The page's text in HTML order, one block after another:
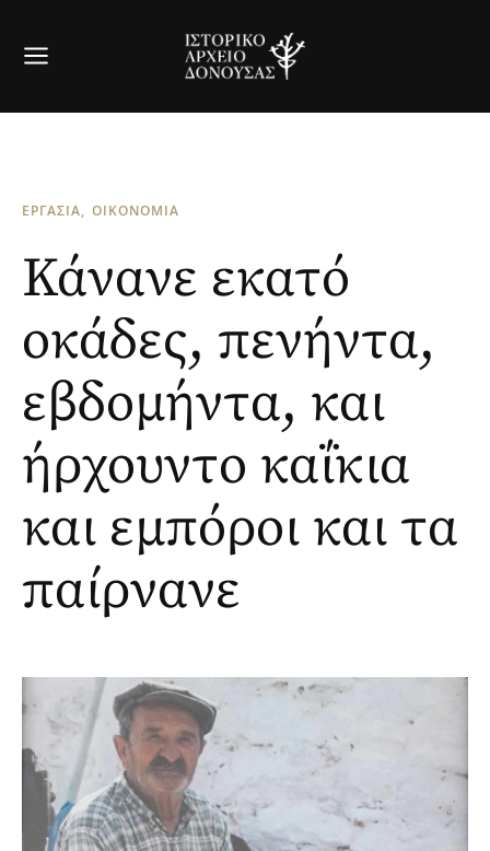
ΕΡΓΑΣΙΑ ΟΙΚΟΝΟΜΙΑ
Κάνανε εκατό
οκάδες, πενήντα,
εβδομήντα, και
ήρχουντο καΐκια
και εμπόροι και τα
παίρνανε